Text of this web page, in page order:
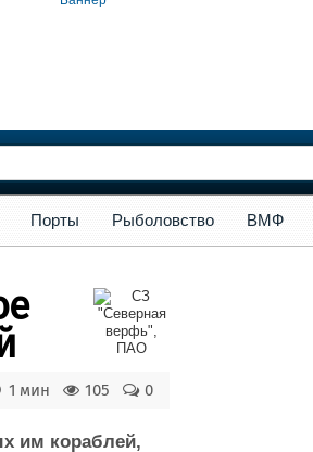
службы
Порты Рыболовство ВМФ
0
105
1 мин
им кораблей,